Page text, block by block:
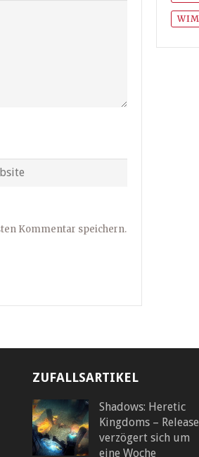
Kommentar speichern.
ZUFALLSARTIKEL
Shadows: Heretic
Kingdoms – Release
verzögert sich um
eine Woche